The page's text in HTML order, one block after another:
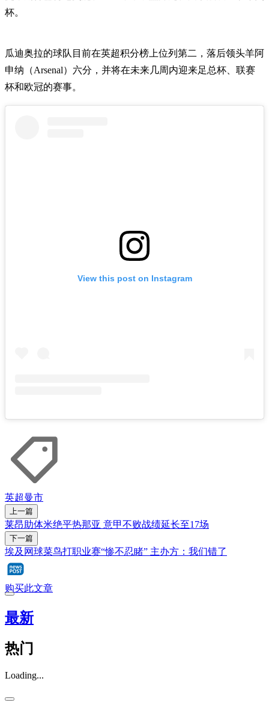
杯。
瓜迪奥拉的球队目前在英超积分榜上位列第二，落后领头羊阿
申纳（Arsenal）六分，并将在未来几周内迎来足总杯、联赛
杯和欧冠的赛事。
View this post on Instagram
英超曼市
上一篇
莱昂助体米绝平热那亚 意甲不败战绩延长至17场
下一篇
埃及网球菜鸟打职业赛“惨不忍睹” 主办方：我们错了
购买此文章
最新
热门
Loading...